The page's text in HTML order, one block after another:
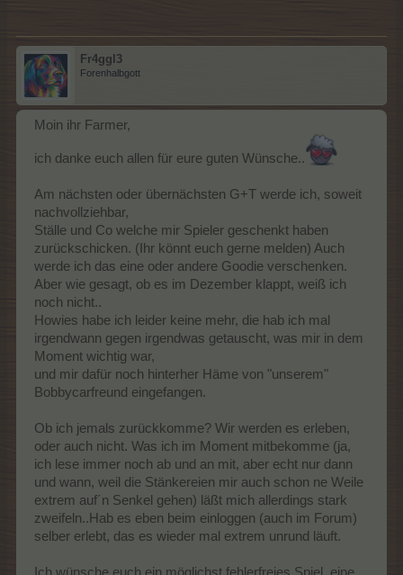
Fr4ggl3
Forenhalbgott
Moin ihr Farmer,
ich danke euch allen für eure guten Wünsche..
Am nächsten oder übernächsten G+T werde ich, soweit
nachvollziehbar,
Ställe und Co welche mir Spieler geschenkt haben
zurückschicken. (Ihr könnt euch gerne melden) Auch
werde ich das eine oder andere Goodie verschenken.
Aber wie gesagt, ob es im Dezember klappt, weiß ich
noch nicht..
Howies habe ich leider keine mehr, die hab ich mal
irgendwann gegen irgendwas getauscht, was mir in dem
Moment wichtig war,
und mir dafür noch hinterher Häme von "unserem"
Bobbycarfreund eingefangen.
Ob ich jemals zurückkomme? Wir werden es erleben,
oder auch nicht. Was ich im Moment mitbekomme (ja,
ich lese immer noch ab und an mit, aber echt nur dann
und wann, weil die Stänkereien mir auch schon ne Weile
extrem auf´n Senkel gehen) läßt mich allerdings stark
zweifeln..Hab es eben beim einloggen (auch im Forum)
selber erlebt, das es wieder mal extrem unrund läuft.